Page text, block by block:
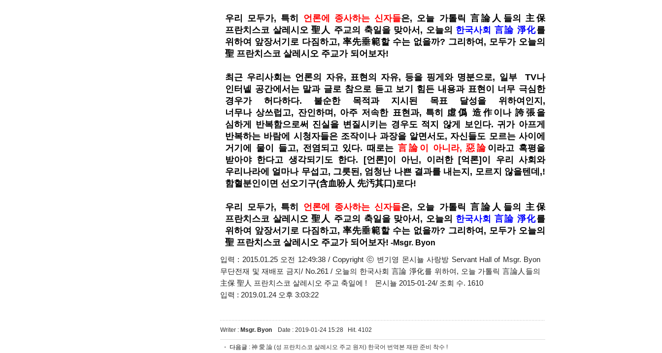
우리 모두가, 특히 언론에 종사하는 신자들은, 오늘 가톨릭 言論人들의 主保
프란치스코 살레시오 聖人 주교의 축일을 맞아서, 오늘의 한국사회 言論 淨化를
위하여 앞장서기로 다짐하고, 率先垂範할 수는 없을까? 그리하여, 모두가 오늘의
聖 프란치스코 살레시오 주교가 되어보자!
최근 우리사회는 언론의 자유, 표현의 자유, 등을 핑게와 명분으로, 일부 TV나
인터넽 공간에서는 말과 글로 참으로 듣고 보기 힘든 내용과 표현이 너무 극심한
경우가 허다하다. 불순한 목적과 지시된 목표 달성을 위하여인지,
너무나 상쓰럽고, 잔인하며, 아주 저속한 표현과, 특히 虛僞 造作이나 誇張을
심하게 반복함으로써 진실을 변질시키는 경우도 적지 않게 보인다. 귀가 아프게
반복하는 바람에 시청자들은 조작이나 과장을 알면서도, 자신들도 모르는 사이에
거기에 물이 들고, 전염되고 있다. 때로는言論이 아니라, 惡論 이라고 혹평을
받아야 한다고 생각되기도 한다. [언론]이 아닌, 이러한 [억론]이 우리 사회와
우리나라에 얼마나 무섭고, 그릇된, 엄청난 나쁜 결과를 내는지, 모르지 않을텐데,!
함혈분인이면 선오기구(含血吩人 先汚其口)로다!
우리 모두가, 특히 언론에 종사하는 신자들은, 오늘 가톨릭 言論人들의 主保
프란치스코 살레시오 聖人 주교의 축일을 맞아서, 오늘의 한국사회 言論 淨化를
위하여 앞장서기로 다짐하고, 率先垂範할 수는 없을까? 그리하여, 모두가 오늘의
聖 프란치스코 살레시오 주교가 되어보자! -Msgr. Byon
입력 : 2015.01.25 오전 12:49:38 / Copyright ⓒ 변기영 몬시뇰 사랑방 Servant Hall of Msgr. Byon
무단전재 및 재배포 금지/ No.261 / 오늘의 한국사회 言論 淨化를 위하여, 오늘 가톨릭 言論人들의
主保 聖人 프란치스코 살레시오 주교 축일에 ! 몬시뇰 2015-01-24/ 조회 수. 1610
입력 : 2019.01.24 오후 3:03:22
Writer : Msgr. Byon Date : 2019-01-24 15:28 Hit. 4102
다음글 : 神 愛 論 (성 프란치스코 살레시오 주교 원저) 한국어 번역본 재판 준비 착수 !